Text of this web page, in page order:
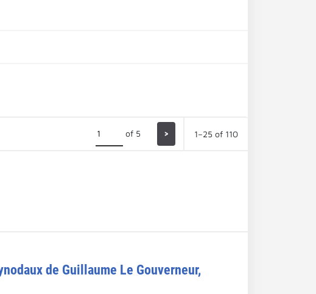
of 5 > 1–25 of 110
de Guillaume Le Gouverneur,